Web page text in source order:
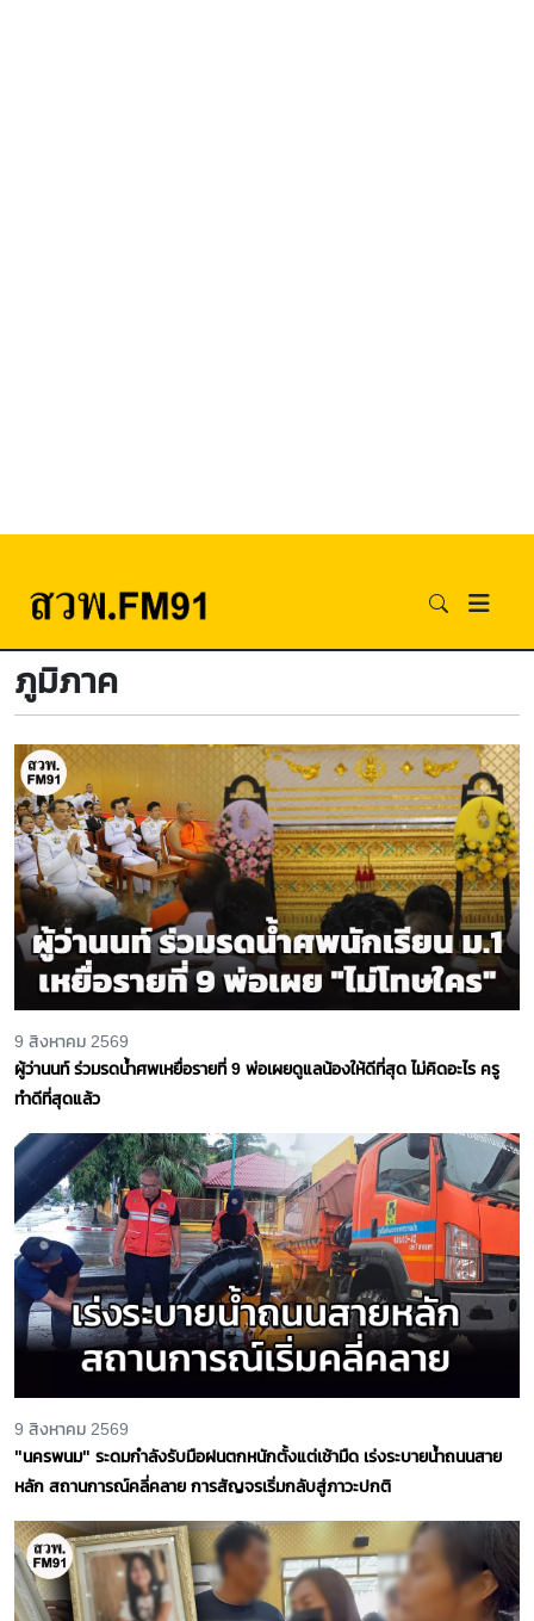
ภูมิภาค
9 สิงหาคม 2569
ผู้ว่านนท์ ร่วมรดน้ำศพเหยื่อรายที่ 9 พ่อเผยดูแลน้องให้ดีที่สุด ไม่คิดอะไร ครู
ทำดีที่สุดแล้ว
9 สิงหาคม 2569
"นครพนม" ระดมกำลังรับมือฝนตกหนักตั้งแต่เช้ามืด เร่งระบายน้ำถนนสาย
หลัก สถานการณ์คลี่คลาย การสัญจรเริ่มกลับสู่ภาวะปกติ